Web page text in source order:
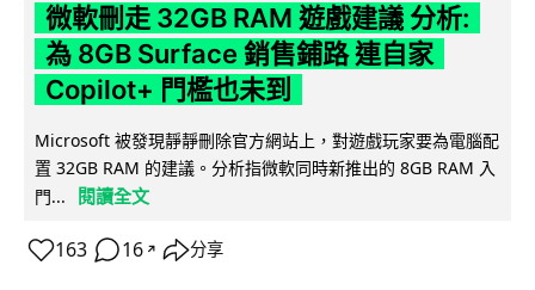
微軟刪走 32GB RAM 遊戲建議 分析:
為 8GB Surface 銷售鋪路 連自家
Copilot+ 門檻也未到
Microsoft 被發現靜靜刪除官方網站上，對遊戲玩家要為電腦配
置 32GB RAM 的建議。分析指微軟同時新推出的 8GB RAM 入
門...
閱讀全文
163 16 ↗ 分享